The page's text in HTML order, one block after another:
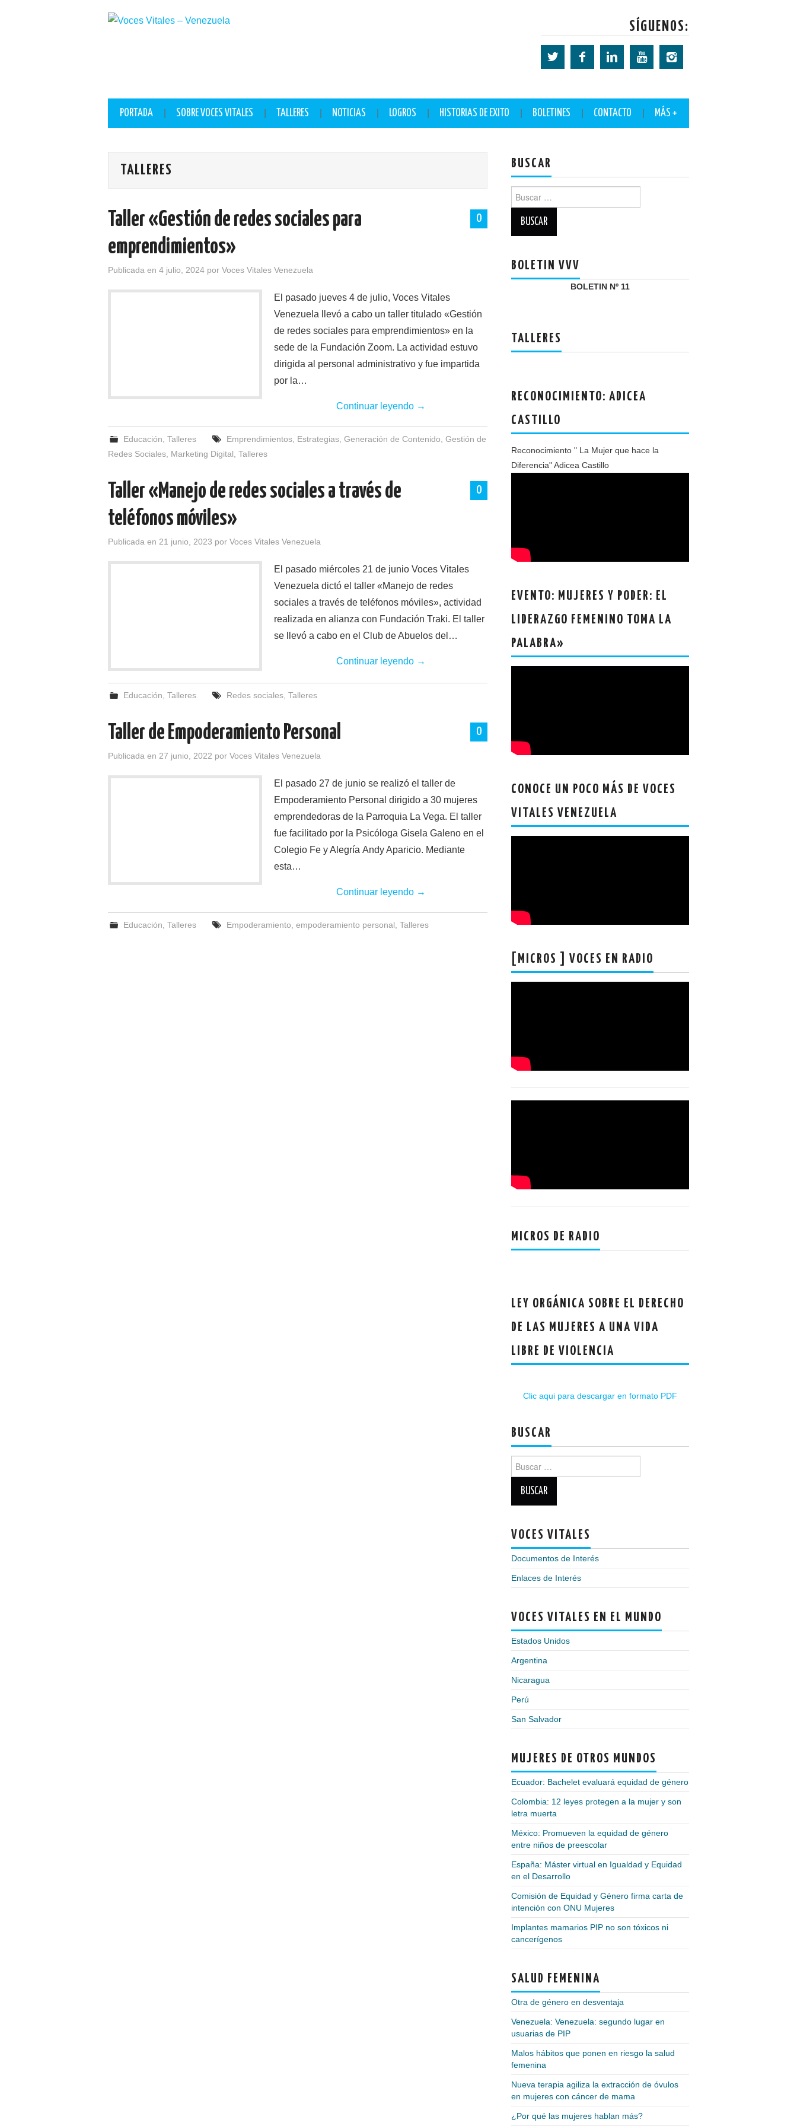
SÍGUENOS:
PORTADA SOBRE VOCES VITALES TALLERES NOTICIAS LOGROS HISTORIAS DE EXITO BOLETINES CONTACTO MÁS +
TALLERES
0
Taller «Gestión de redes sociales para
emprendimientos»
Publicada en 4 julio, 2024 por Voces Vitales Venezuela
El pasado jueves 4 de julio, Voces Vitales
Venezuela llevó a cabo un taller titulado «Gestión
de redes sociales para emprendimientos» en la
sede de la Fundación Zoom. La actividad estuvo
dirigida al personal administrativo y fue impartida
por la…
Continuar leyendo →
Educación ,Talleres Emprendimientos, Estrategias, Generación de Contenido Gestión de
Redes Sociales Marketing Digital Talleres
0
Taller «Manejo de redes sociales a través de
teléfonos móviles»
Publicada en 21 junio, 2023 por Voces Vitales Venezuela
El pasado miércoles 21 de junio Voces Vitales
Venezuela dictó el taller «Manejo de redes
sociales a través de teléfonos móviles», actividad
realizada en alianza con Fundación Traki. El taller
se llevó a cabo en el Club de Abuelos del…
Continuar leyendo →
Educación ,Talleres Redes sociales, Talleres
0
Taller de Empoderamiento Personal
Publicada en 27 junio, 2022 por Voces Vitales Venezuela
El pasado 27 de junio se realizó el taller de
Empoderamiento Personal dirigido a 30 mujeres
emprendedoras de la Parroquia La Vega. El taller
fue facilitado por la Psicóloga Gisela Galeno en el
Colegio Fe y Alegría Andy Aparicio. Mediante
esta…
Continuar leyendo →
Educación ,Talleres Empoderamiento empoderamiento personal Talleres
BUSCAR
Buscar:
BOLETIN VVV
BOLETIN Nº 11
TALLERES
RECONOCIMIENTO: ADICEA
CASTILLO
Reconocimiento " La Mujer que hace la
Diferencia" Adicea Castillo
EVENTO: MUJERES Y PODER: EL
LIDERAZGO FEMENINO TOMA LA
PALABRA»
CONOCE UN POCO MÁS DE VOCES
VITALES VENEZUELA
[MICROS ] VOCES EN RADIO
MICROS DE RADIO
LEY ORGÁNICA SOBRE EL DERECHO
DE LAS MUJERES A UNA VIDA
LIBRE DE VIOLENCIA
Clic aqui para descargar en formato PDF
BUSCAR
Buscar:
VOCES VITALES
Documentos de Interés
Enlaces de Interés
VOCES VITALES EN EL MUNDO
Estados Unidos
Argentina
Nicaragua
Perú
San Salvador
MUJERES DE OTROS MUNDOS
Ecuador: Bachelet evaluará equidad de género
Colombia: 12 leyes protegen a la mujer y son
letra muerta
México: Promueven la equidad de género
entre niños de preescolar
España: Máster virtual en Igualdad y Equidad
en el Desarrollo
Comisión de Equidad y Género firma carta de
intención con ONU Mujeres
Implantes mamarios PIP no son tóxicos ni
cancerígenos
SALUD FEMENINA
Otra de género en desventaja
Venezuela: Venezuela: segundo lugar en
usuarias de PIP
Malos hábitos que ponen en riesgo la salud
femenina
Nueva terapia agiliza la extracción de óvulos
en mujeres con cáncer de mama
¿Por qué las mujeres hablan más?